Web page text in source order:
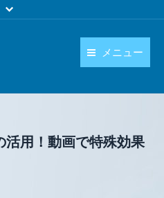
メニュー
日本語
活用！動画で特殊効果